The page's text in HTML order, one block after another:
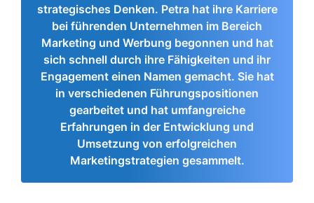
strategisches Denken. Petra hat ihre Karriere
bei führenden Unternehmen im Bereich
Marketing und Werbung begonnen und hat
sich schnell durch ihre Fähigkeiten und ihr
Engagement einen Namen gemacht. Sie hat
in verschiedenen Führungspositionen
gearbeitet und hat umfangreiche
Erfahrungen in der Entwicklung und
Umsetzung von erfolgreichen
Marketingstrategien gesammelt.